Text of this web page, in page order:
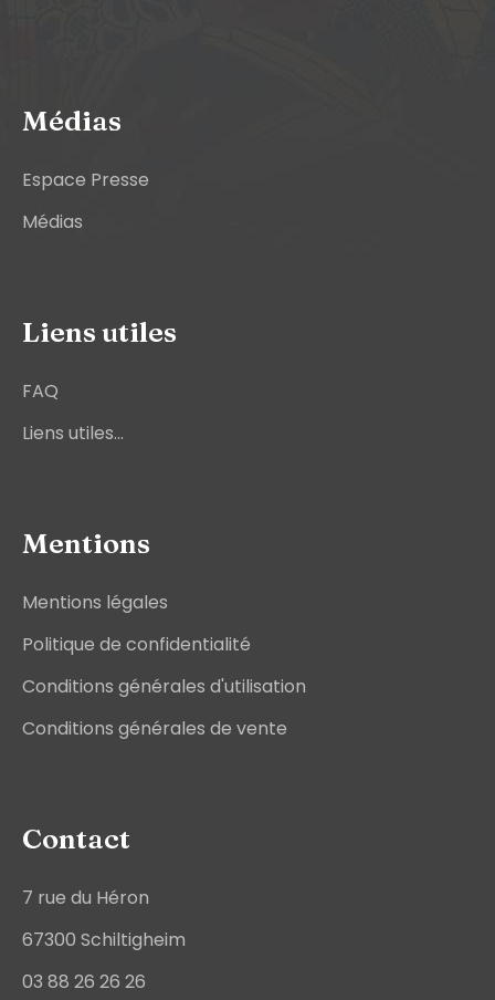
Médias
Espace Presse
Médias
Liens utiles
FAQ
Liens utiles...
Mentions
Mentions légales
Politique de confidentialité
Conditions générales d'utilisation
Conditions générales de vente
Contact
7 rue du Héron
67300 Schiltigheim
03 88 26 26 26